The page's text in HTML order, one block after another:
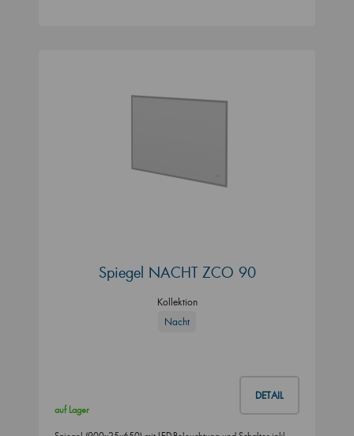
Spiegel NACHT ZCO 90
Kollektion
Nacht
DETAIL
auf Lager